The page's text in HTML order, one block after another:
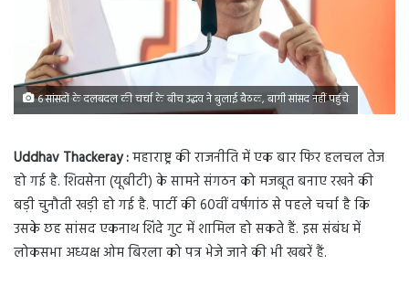
6 सांसदों के दलबदल की चर्चा के बीच उद्धव ने बुलाई बैठक, बागी सांसद नहीं पहुंचे
Uddhav Thackeray :महाराष्ट्र की राजनीति में एक बार फिर हलचल तेज
हो गई है. शिवसेना (यूबीटी) के सामने संगठन को मजबूत बनाए रखने की
बड़ी चुनौती खड़ी हो गई है. पार्टी की 60वीं वर्षगांठ से पहले चर्चा है कि
उसके छह सांसद एकनाथ शिंदे गुट में शामिल हो सकते हैं. इस संबंध में
लोकसभा अध्यक्ष ओम बिरला को पत्र भेजे जाने की भी खबरें हैं.